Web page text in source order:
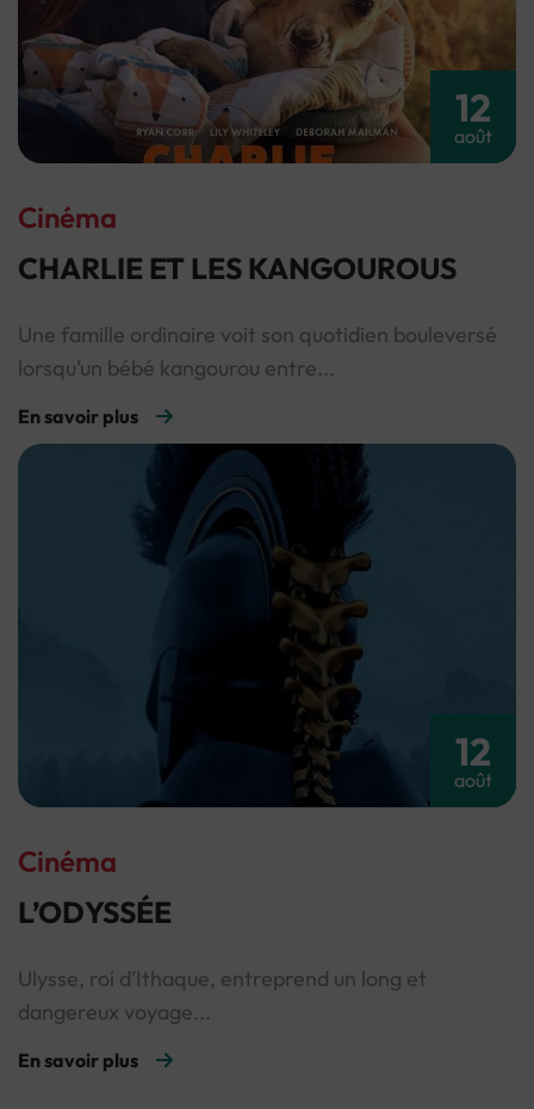
12
août
Cinéma
CHARLIE ET LES KANGOUROUS
Une famille ordinaire voit son quotidien bouleversé
lorsqu’un bébé kangourou entre...
En savoir plus
12
août
Cinéma
L’ODYSSÉE
Ulysse, roi d’Ithaque, entreprend un long et
dangereux voyage...
En savoir plus